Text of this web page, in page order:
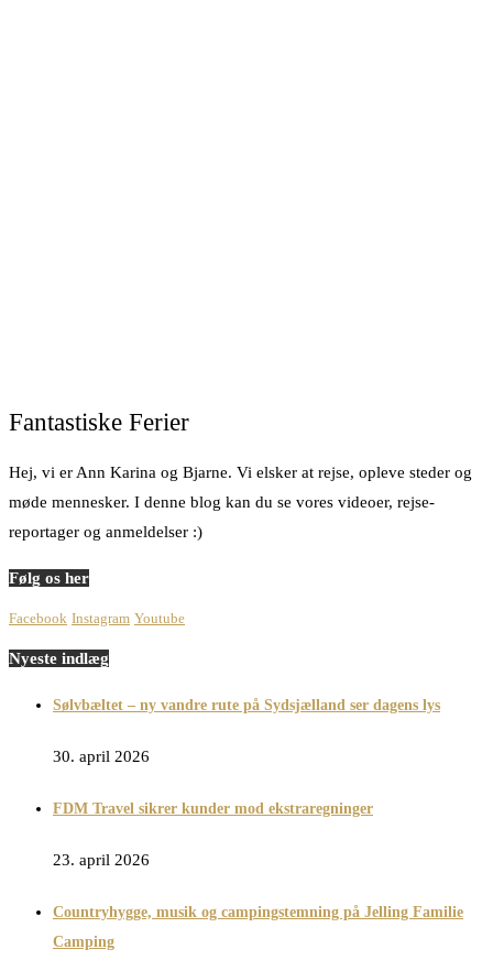
Fantastiske Ferier
Hej, vi er Ann Karina og Bjarne. Vi elsker at rejse, opleve steder og
møde mennesker. I denne blog kan du se vores videoer, rejse-
reportager og anmeldelser :)
Følg os her
Facebook Instagram Youtube
Nyeste indlæg
Sølvbæltet – ny vandre rute på Sydsjælland ser dagens lys
30. april 2026
FDM Travel sikrer kunder mod ekstraregninger
23. april 2026
Countryhygge, musik og campingstemning på Jelling Familie
Camping